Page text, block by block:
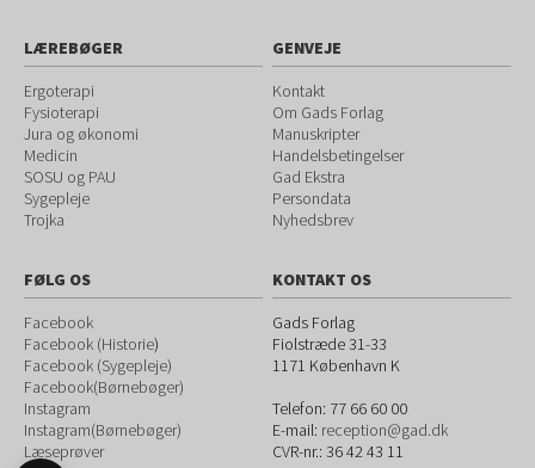
LÆREBØGER
Ergoterapi
Fysioterapi
Jura og økonomi
Medicin
SOSU og PAU
Sygepleje
Trojka
GENVEJE
Kontakt
Om Gads Forlag
Manuskripter
Handelsbetingelser
Gad Ekstra
Persondata
Nyhedsbrev
FØLG OS
Facebook
Facebook (Historie)
Facebook (Sygepleje)
Facebook(Børnebøger)
Instagram
Instagram(Børnebøger)
Læseprøver
KONTAKT OS
Gads Forlag
Fiolstræde 31-33
1171 København K
Telefon: 77 66 60 00
E-mail: reception@gad.dk
CVR-nr.: 36 42 43 11